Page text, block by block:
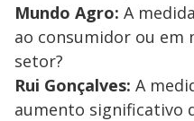
Mundo Agro: A
ao consumidor ou em
setor?
Rui Gonçalves: A
aumento significativo